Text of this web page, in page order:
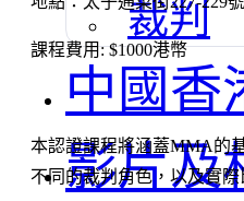
裁判
中國香
影片及
課程費用: $1000港幣
本認證課程將涵蓋MMA的
不同的裁判角色，以及實際